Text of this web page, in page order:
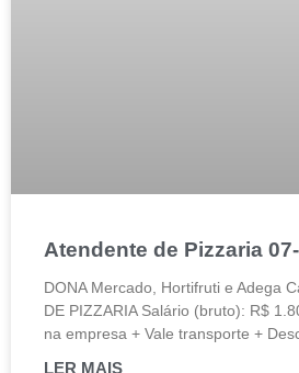
Atendente de Pizzaria
DONA Mercado, Hortifruti e Adega
DE PIZZARIA Salário (bruto): R$
na empresa + Vale transporte +
LER MAIS